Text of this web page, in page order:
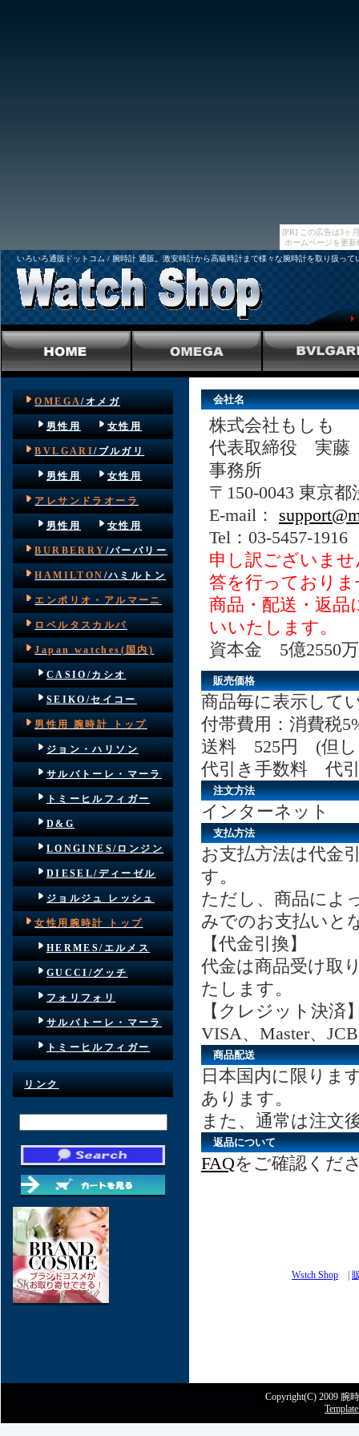
[PR] この広告は3ヶ
ホームページを更
いろいろ通販ドットコム / 腕時計 通販。激安時計から高級時計まで様々な腕時計を取り扱って
会社名
株式会社もしも
代表取締役 実
事務所
〒150-0043 東京
E-mail：
Tel：03-5457-1916
申し訳ございま
答を行っており
商品・配送・返
いいたします。
資本金 5億2550
販売価格
商品毎に表示して
付帯費用：消費税
送料 525円 (但し
代引き手数料 代
注文方法
インターネット
支払方法
お支払方法は代金
す。
ただし、商品によ
みでのお支払いと
【代金引換】
代金は商品受け取
たします。
【クレジット決済
VISA、Master、
商品配送
日本国内に限りま
あります。
また、通常は注文
返品について
FAQをご確認くだ
OMEGA/オメガ
男性用 女性用
BVLGARI/ブルガリ
男性用 女性用
アレサンドラオーラ
男性用 女性用
BURBERRY /バーバリー
HAMILTON /ハミルトン
エンポリオ・アルマーニ
ロベルタスカルパ
Japan watches(国内)
CASIO/カシオ
SEIKO/セイコー
男性用 腕時計 トップ
ジョン・ハリソン
サルバトーレ・マーラ
トミーヒルフィガー
D&G
LONGINES/ロンジン
DIESEL/ディーゼル
ジョルジュ レッシュ
女性用腕時計 トップ
HERMES/エルメス
GUCCI/グッチ
フォリフォリ
サルバトーレ・マーラ
トミーヒルフィガー
リンク
Wstch Shop
Copyright(C) 2009 腕